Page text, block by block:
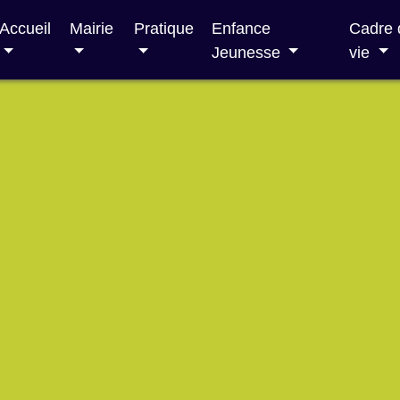
Accueil Mairie Pratique
Enfance
Jeunesse
Cadre
vie